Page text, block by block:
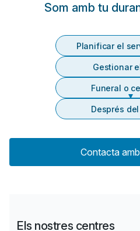
Som amb tu
Planificar el
Gestionar
Funeral o
Després
Contacta
Els nostres centres